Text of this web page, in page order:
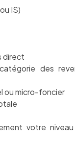
IS)
direct
des
ou micro-foncier
votre